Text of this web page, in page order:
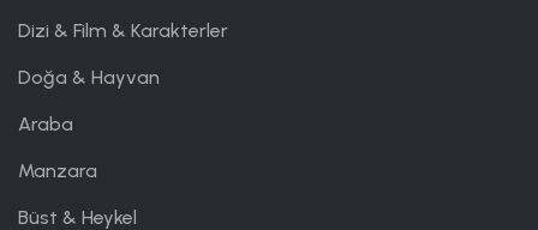
Dizi & Film & Karakterler
Doğa & Hayvan
Araba
Manzara
Büst & Heykel